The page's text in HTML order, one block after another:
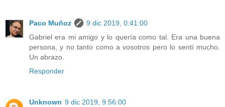
Paco Muñoz
9 dic 2019, 0:41:00
Gabriel era mi amigo y lo quería como tal. Era una buena
persona, y no tanto como a vosotros pero lo sentí mucho.
Un abrazo.
Responder
Unknown 9 dic 2019, 9:56:00